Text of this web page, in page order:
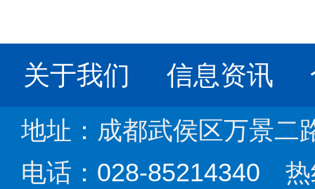
关于我们 信息资讯
地址：成都武侯区万景二
电话： 028-85214340 热